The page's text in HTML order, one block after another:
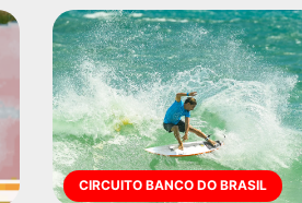
CIRCUITO BANCO DO BRASIL